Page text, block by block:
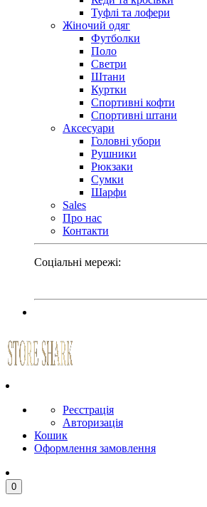
Туфлі та лофери
Жіночий одяг
Футболки
Поло
Светри
Штани
Куртки
Cпортивні кофти
Спортивні штани
Аксесуари
Головні убори
Рушники
Рюкзаки
Сумки
Шарфи
Sales
Про нас
Контакти
Соціальні мережі:
Реєстрація
Авторизація
Кошик
Оформлення замовлення
0